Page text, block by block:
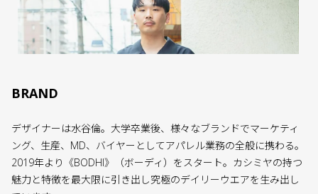
BRAND
デザイナーは水谷倫。大学卒業後、様々なブランドでマーケティ
ング、生産、MD、バイヤーとしてアパレル業務の全般に携わる。
2019年より《BODHI》（ボーディ）をスタート。カシミヤの持つ
魅力と特徴を最大限に引き出し究極のデイリーウエアを生み出し